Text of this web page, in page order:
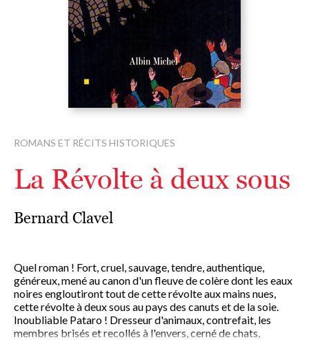
ROMANS ET RÉCITS HISTORIQUES
La Révolte à deux sous
Bernard Clavel
Quel roman ! Fort, cruel, sauvage, tendre, authentique,
généreux, mené au canon d'un fleuve de colère dont les eaux
noires engloutiront tout de cette révolte aux mains nues,
cette révolte à deux sous au pays des canuts et de la soie.
Inoubliable Pataro ! Dresseur d'animaux, contrefait, les
membres brisés et recollés à l'envers, cerné de chats,